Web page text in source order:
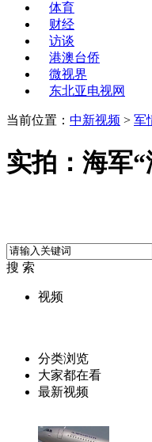
体育
财经
访谈
港澳台侨
微视界
东北亚电视网
当前位置： 中新视频 > 军
实拍：海军
搜 索
视频
分类浏览
大家都在看
最新视频